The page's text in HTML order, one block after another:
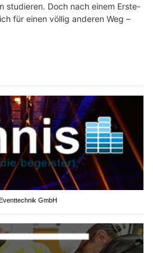
studieren. Doch nach einem Erste-
für einen völlig anderen Weg –
GmbH